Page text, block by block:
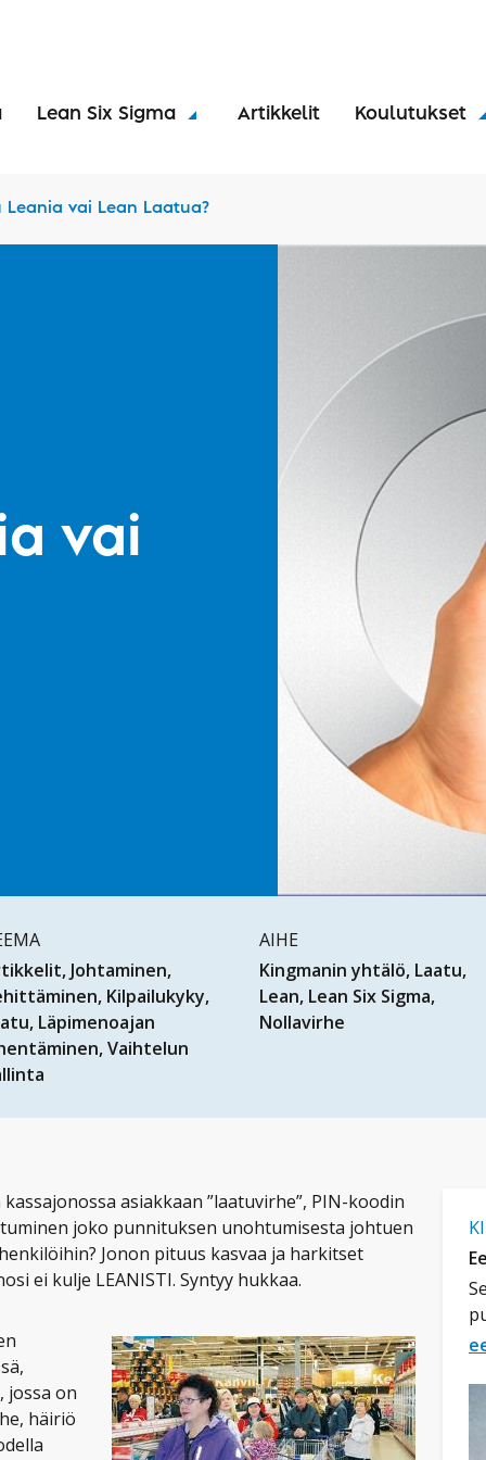
Lean Six Sigma Artikkelit Koulutukset
Leania vai Lean Laatua?
vai
Johtaminen
Kilpailukyky
Läpimenoajan
Vaihtelun
AIHE
Kingmanin yhtälö Laatu
Lean Lean Six Sigma
Nollavirhe
asiakkaan ”laatuvirhe”, PIN-koodin
joko punnituksen unohtumisesta johtuen
Jonon pituus kasvaa ja harkitset
ei kulje LEANISTI. Syntyy hukkaa.
jossa on
häiriö